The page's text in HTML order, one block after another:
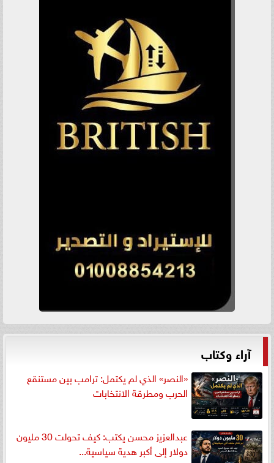
آراء وكتاب
«النصر» الذي لم يكتمل: ترامب بين مستنقع
الحرب ومطرقة الانتخابات
عبدالعزيز محسن يكتب: كيف تحولت 30 مليون
دولار إلى أكبر هدية سياسية...